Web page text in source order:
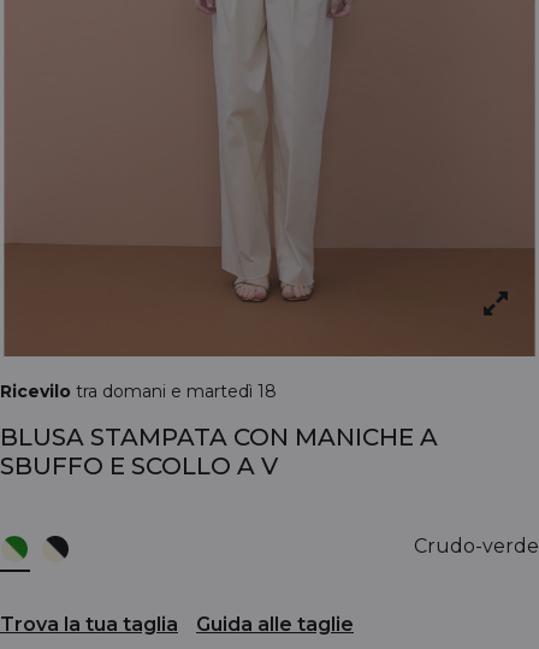
Ricevilo tra domani e martedì 18
BLUSA STAMPATA CON MANICHE A
SBUFFO E SCOLLO A V
Crudo-verde
Trova la tua taglia Guida alle taglie